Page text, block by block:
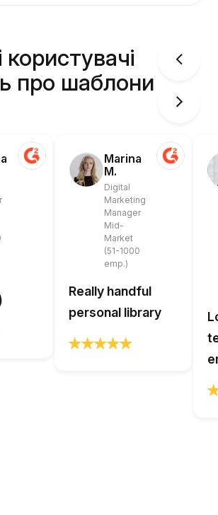
про шаблони
Marina
M.
Digital
Marketing
Manager
Mid-
Market
(51-1000
emp.)
Really handful
personal library